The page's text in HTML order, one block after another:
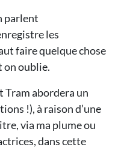
parlent
les
faire quelque chose
on oublie.
Tram abordera un
!), à raison d’une
via ma plume ou
dans cette